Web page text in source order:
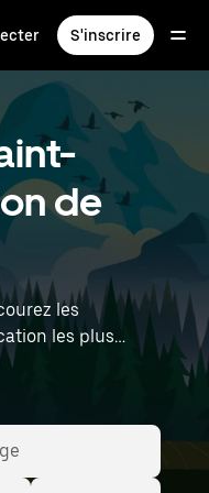
S'inscrire
de
les
les plus
voitures
en passant par
adaptés
groupes comptant
l'heure et